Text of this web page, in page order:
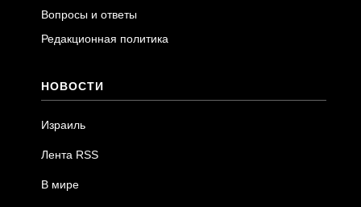
Вопросы и ответы
Редакционная политика
НОВОСТИ
Израиль
Лента RSS
В мире